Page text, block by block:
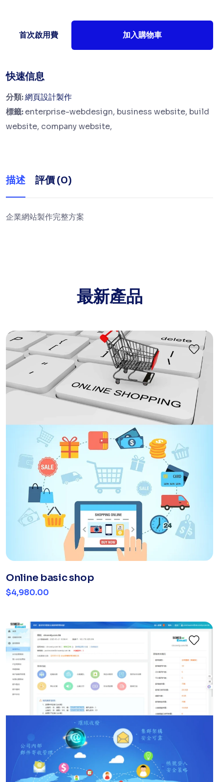
首次啟用費 加入購物車
快速信息
分類:網頁設計製作
標籤:enterprise-webdesign, business website, build
website, company website,
描述 評價 (0)
企業網站製作完整方案
最新產品
Online basic shop
$4,980.00